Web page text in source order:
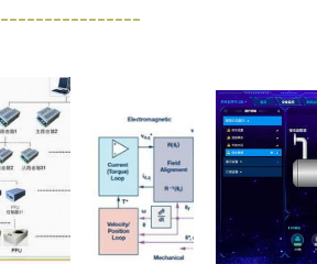
----------------